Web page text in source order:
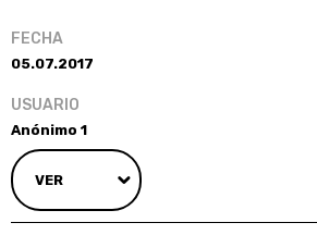
VER
05.07.2017
Anónimo 1